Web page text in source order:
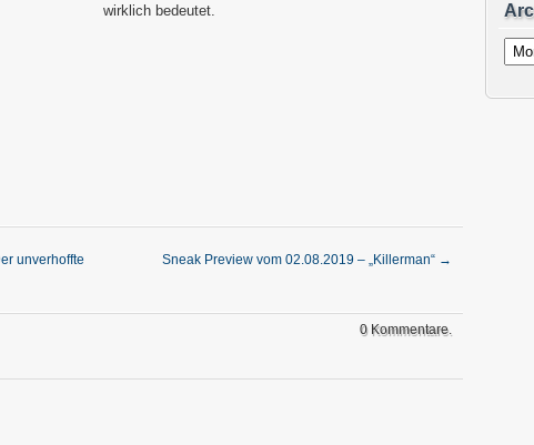
wirklich bedeutet.
unverhoffte
Sneak Preview vom 02.08.2019 – „Killerman“ →
0 Kommentare.
Archiv